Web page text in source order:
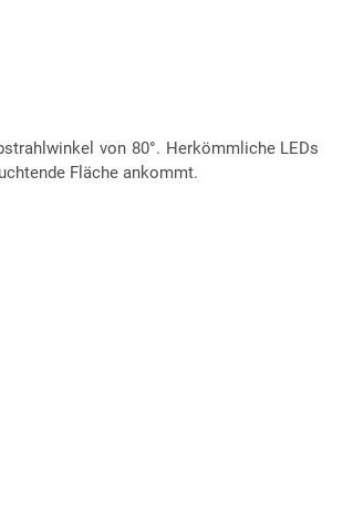
von 80°. Herkömmliche LEDs
Fläche ankommt.